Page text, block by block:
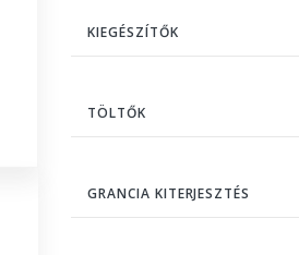
KIEGÉSZÍTŐK
TÖLTŐK
GRANCIA KITERJESZTÉS